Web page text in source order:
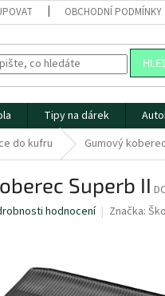
OBCHODNÍ PODMÍNKY
Tipy na dárek
do kufru Gumový
Superb II
hodnocení Značka: